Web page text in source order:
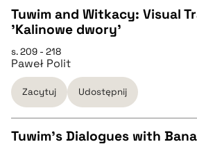
BIBTEX
pobierz cytat
pobierz cytat
BIBTEX
Tuwim and Witkacy: Visual
'Kalinowe dwory'
s. 209 - 218
Paweł Polit
Zacytuj Udostępnij
Tuwim’s Dialogues with